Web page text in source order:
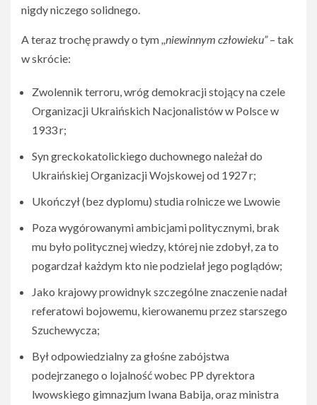
nigdy niczego solidnego.
A teraz trochę prawdy o tym,,niewinnym człowieku”– tak
w skrócie:
Zwolennik terroru, wróg demokracji stojący na czele
Organizacji Ukraińskich Nacjonalistów w Polsce w
1933 r;
Syn greckokatolickiego duchownego należał do
Ukraińskiej Organizacji Wojskowej od 1927 r;
Ukończył (bez dyplomu) studia rolnicze we Lwowie
Poza wygórowanymi ambicjami politycznymi, brak
mu było politycznej wiedzy, której nie zdobył, za to
pogardzał każdym kto nie podzielał jego poglądów;
Jako krajowy prowidnyk szczególne znaczenie nadał
referatowi bojowemu, kierowanemu przez starszego
Szuchewycza;
Był odpowiedzialny za głośne zabójstwa
podejrzanego o lojalność wobec PP dyrektora
lwowskiego gimnazjum Iwana Babija, oraz ministra